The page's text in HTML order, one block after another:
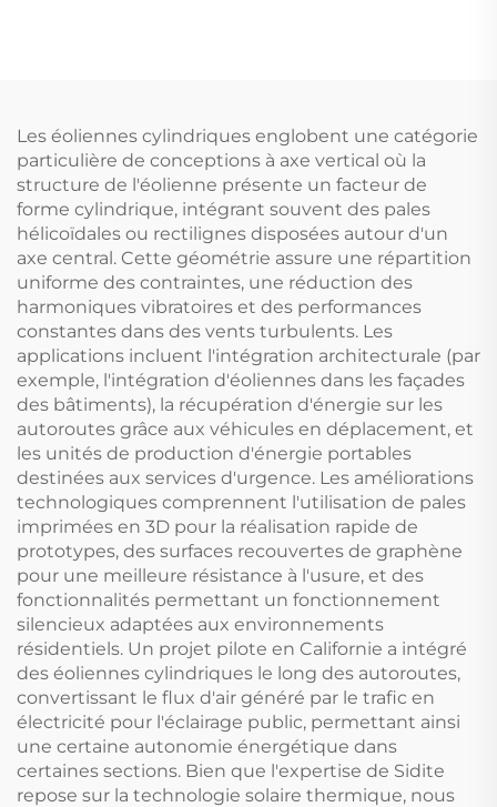
extérieur dans les
hôtels
Puissance de relance
2000W
Les éoliennes cylindriques englobent une catégorie
particulière de conceptions à axe vertical où la
structure de l'éolienne présente un facteur de
forme cylindrique, intégrant souvent des pales
hélicoïdales ou rectilignes disposées autour d'un
axe central. Cette géométrie assure une répartition
uniforme des contraintes, une réduction des
harmoniques vibratoires et des performances
constantes dans des vents turbulents. Les
applications incluent l'intégration architecturale (par
exemple, l'intégration d'éoliennes dans les façades
des bâtiments), la récupération d'énergie sur les
autoroutes grâce aux véhicules en déplacement, et
les unités de production d'énergie portables
destinées aux services d'urgence. Les améliorations
technologiques comprennent l'utilisation de pales
imprimées en 3D pour la réalisation rapide de
prototypes, des surfaces recouvertes de graphène
pour une meilleure résistance à l'usure, et des
fonctionnalités permettant un fonctionnement
silencieux adaptées aux environnements
résidentiels. Un projet pilote en Californie a intégré
des éoliennes cylindriques le long des autoroutes,
convertissant le flux d'air généré par le trafic en
électricité pour l'éclairage public, permettant ainsi
une certaine autonomie énergétique dans
certaines sections. Bien que l'expertise de Sidite
repose sur la technologie solaire thermique, nous